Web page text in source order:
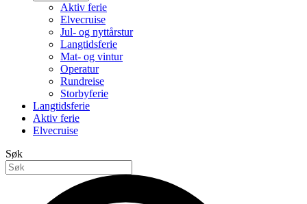
Aktiv ferie
Elvecruise
Jul- og nyttårstur
Langtidsferie
Mat- og vintur
Operatur
Rundreise
Storbyferie
Langtidsferie
Aktiv ferie
Elvecruise
Søk